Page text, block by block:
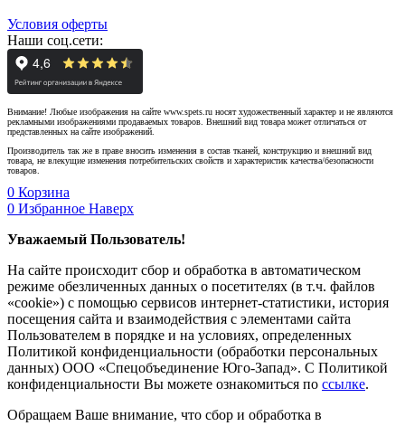
Условия оферты
Наши соц.сети:
Внимание! Любые изображения на сайте www.spets.ru носят художественный характер и не являются
рекламными изображениями продаваемых товаров. Внешний вид товара может отличаться от
представленных на сайте изображений.
Производитель так же в праве вносить изменения в состав тканей, конструкцию и внешний вид
товара, не влекущие изменения потребительских свойств и характеристик качества/безопасности
товаров.
0 Корзина
0 Избранное Наверх
Уважаемый Пользователь!
На сайте происходит сбор и обработка в автоматическом
режиме обезличенных данных о посетителях (в т.ч. файлов
«cookie») с помощью сервисов интернет-статистики, история
посещения сайта и взаимодействия с элементами сайта
Пользователем в порядке и на условиях, определенных
Политикой конфиденциальности (обработки персональных
данных) ООО «Спецобъединение Юго-Запад». С Политикой
конфиденциальности Вы можете ознакомиться по ссылке.
Обращаем Ваше внимание, что сбор и обработка в